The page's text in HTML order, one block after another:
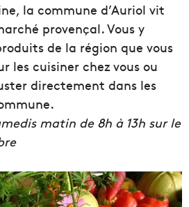
la commune d’Auriol vit
provençal. Vous y
de la région que vous
les cuisiner chez vous ou
directement dans les
matin de 8h à 13h sur le